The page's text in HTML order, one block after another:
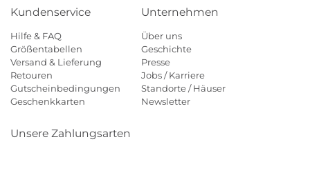
Kundenservice
Hilfe & FAQ
Größentabellen
Versand & Lieferung
Retouren
Gutscheinbedingungen
Geschenkkarten
Unternehmen
Über uns
Geschichte
Presse
Jobs / Karriere
Standorte / Häuser
Newsletter
Unsere Zahlungsarten